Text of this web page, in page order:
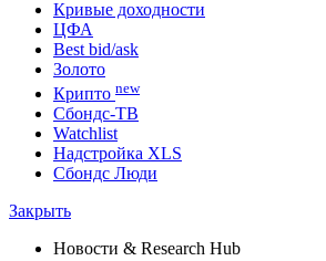
Портфель
Консенсусы
Поиск облигаций (ИИ)
Кривые доходности
ЦФА
Best bid/ask
Золото
Крипто new
Watchlist
Сбондс Люди